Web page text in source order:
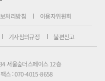
처리방침 이용자위원회
기사심의규정 불편신고
서울숲더스페이스 12층
팩스 : 070-4015-8658